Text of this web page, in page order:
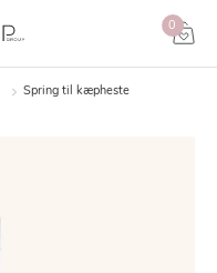
0
Spring til kæpheste